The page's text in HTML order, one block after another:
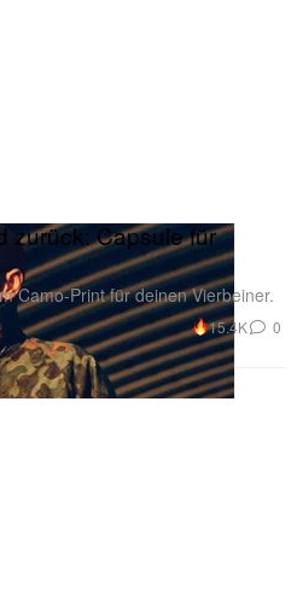
zurück: Capsule für
Camo-Print für deinen Vierbeiner.
15.4K 0